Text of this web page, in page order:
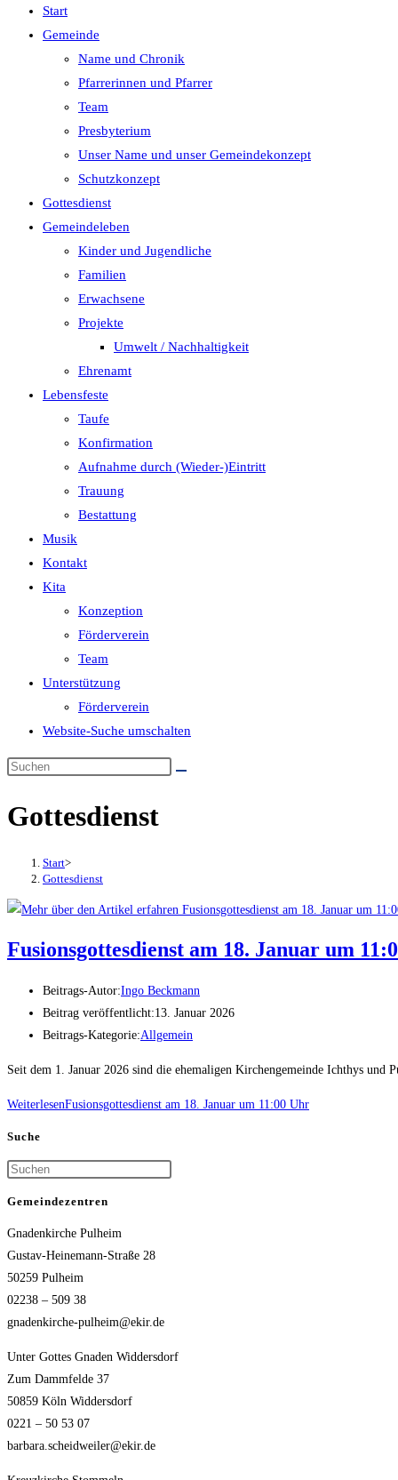
Start
Gemeinde
Name und Chronik
Pfarrerinnen und Pfarrer
Team
Presbyterium
Unser Name und unser Gemeindekonzept
Schutzkonzept
Gottesdienst
Gemeindeleben
Kinder und Jugendliche
Familien
Erwachsene
Projekte
Umwelt / Nachhaltigkeit
Ehrenamt
Lebensfeste
Taufe
Konfirmation
Aufnahme durch (Wieder-)Eintritt
Trauung
Bestattung
Musik
Kontakt
Kita
Konzeption
Förderverein
Team
Unterstützung
Förderverein
Website-Suche umschalten
Gottesdienst
Start>
Gottesdienst
Fusionsgottesdienst am 18. Januar um
Beitrags-Autor:Ingo Beckmann
Beitrag veröffentlicht:13. Januar 2026
Beitrags-Kategorie:Allgemein
Seit dem 1. Januar 2026 sind die ehemaligen Kirchengemeinde Ichthys
WeiterlesenFusionsgottesdienst am 18. Januar um 11:00 Uhr
Suche
Gemeindezentren
Gnadenkirche Pulheim
Gustav-Heinemann-Straße 28
50259 Pulheim
02238 – 509 38
gnadenkirche-pulheim@ekir.de
Unter Gottes Gnaden Widdersdorf
Zum Dammfelde 37
50859 Köln Widdersdorf
0221 – 50 53 07
barbara.scheidweiler@ekir.de